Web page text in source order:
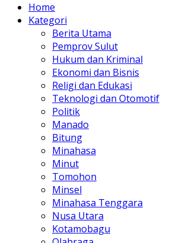
Home
Kategori
Berita Utama
Pemprov Sulut
Hukum dan Kriminal
Ekonomi dan Bisnis
Religi dan Edukasi
Teknologi dan Otomotif
Politik
Manado
Bitung
Minahasa
Minut
Tomohon
Minsel
Minahasa Tenggara
Nusa Utara
Kotamobagu